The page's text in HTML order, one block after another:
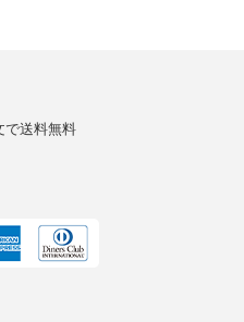
で送料無料